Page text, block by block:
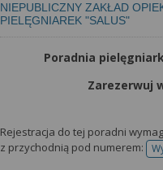
NIEPUBLICZNY ZAKŁAD OPIEKI
PIELĘGNIAREK "SALUS"
Poradnia
Zarezerwuj
Rejestracja do tej poradni
z przychodnią pod numerem: